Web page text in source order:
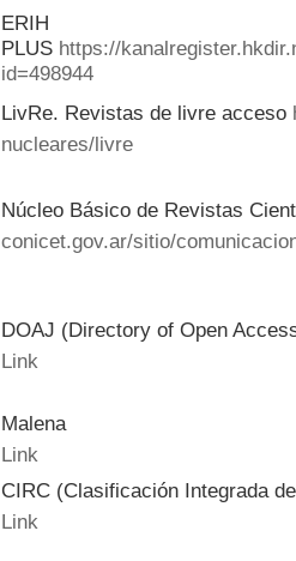
ERIH
PLUS https://
id=498944
LivRe. Revistas de livre acceso
nucleares/livre
Núcleo Básico de Revistas
conicet.gov.ar/sitio/
DOAJ (Directory of Open
Link
Malena
Link
CIRC (Clasificación Integrada
Link